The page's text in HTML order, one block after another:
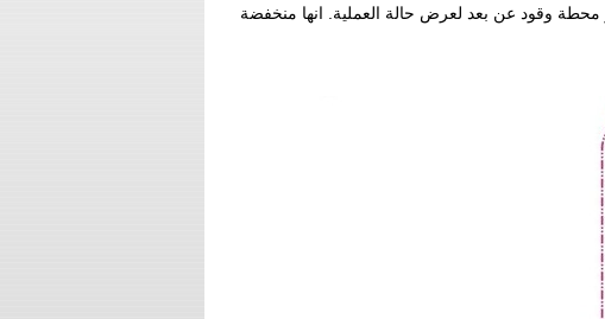
محطة وقود عن بعد لعرض حالة العملية. انها منخفضة